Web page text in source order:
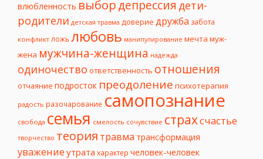
влюбленность выбордепрессия дети-
родители детская травма доверие дружба забота
конфликт ложь любовь манипулирование мечта муж-
жена мужчина-женщина надежда
одиночество ответственность отношения
отчаяние подросток преодоление психотерапия
радость разочарование самопознание
свобода семья смелость сочувствие страхсчастье
творчество теория травма трансформация
уважение утрата характер человек-человек